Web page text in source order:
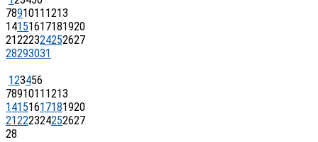
7891011 1213
14151617181920
21222324252627
28293031
123456
7891011 1213
14151617181920
21222324252627
28